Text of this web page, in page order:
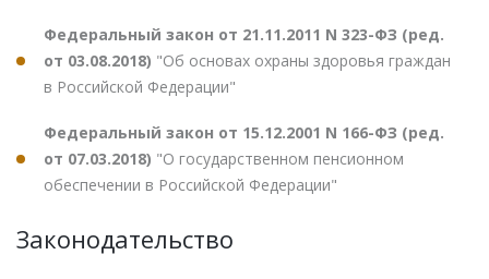
Федеральный закон от 21.11.2011 N 323-ФЗ (ред.
от 03.08.2018) "Об основах охраны здоровья граждан
в Российской Федерации"
Федеральный закон от 15.12.2001 N 166-ФЗ (ред.
от 07.03.2018) "О государственном пенсионном
обеспечении в Российской Федерации"
Законодательство